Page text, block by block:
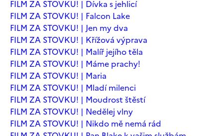
FILM ZA STOVKU! | Dívka s jehlicí
FILM ZA STOVKU! | Falcon Lake
FILM ZA STOVKU! | Jen my dva
FILM ZA STOVKU! | Křížová výprava
FILM ZA STOVKU! | Malíř jejího těla
FILM ZA STOVKU! | Máme prachy!
FILM ZA STOVKU! | Maria
FILM ZA STOVKU! | Mladí milenci
FILM ZA STOVKU! | Moudrost štěstí
FILM ZA STOVKU! | Nedělej vlny
FILM ZA STOVKU! | Nikdo mě nemá rád